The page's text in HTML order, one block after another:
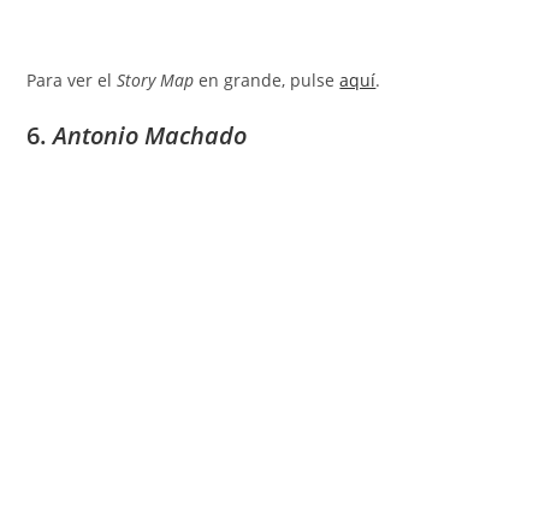
Para ver elStory Map en grande, pulseaquí.
6.Antonio Machado